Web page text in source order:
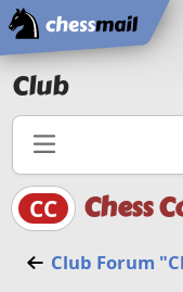
Home
Club
CC Chess
Club Forum